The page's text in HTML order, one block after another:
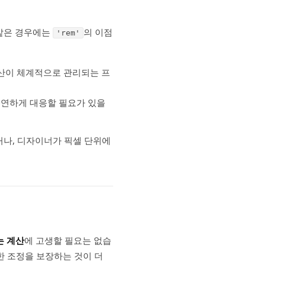
은 경우에는 'rem'
의 이점
이 체계적으로 관리되는 프
하게 대응할 필요가 있을
, 디자이너가 픽셀 단위에
계산에 고생할 필요는 없습
조정을 보장하는 것이 더